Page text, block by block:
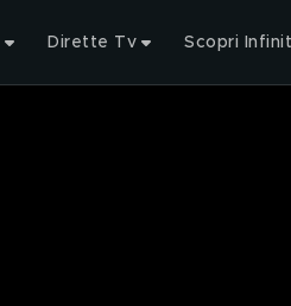
Dirette Tv Scopri